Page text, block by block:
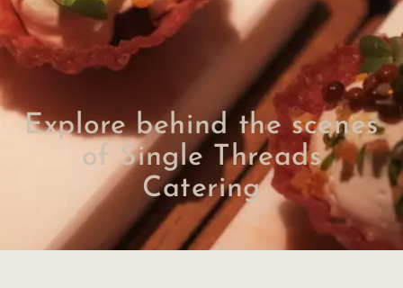
Explore behind the scenes
of Single Threads
Catering